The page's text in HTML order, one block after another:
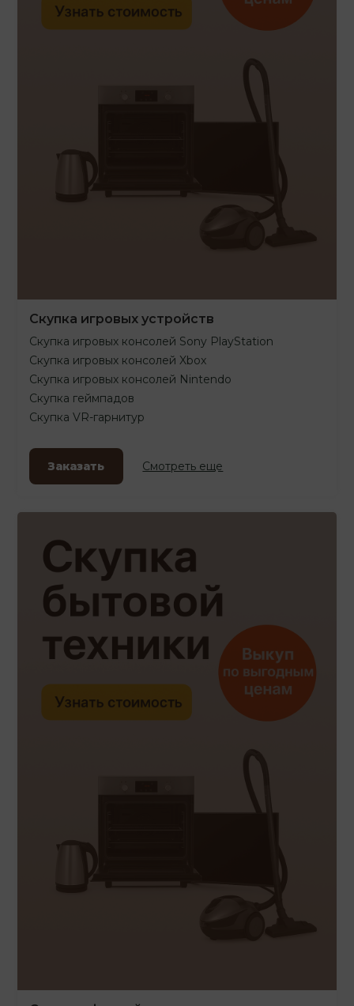
Скупка игровых устройств
Скупка игровых консолей Sony PlayStation
Скупка игровых консолей Xbox
Скупка игровых консолей Nintendo
Скупка геймпадов
Скупка VR-гарнитур
Заказать Смотреть еще